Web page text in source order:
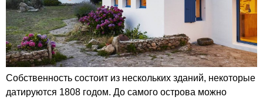
Собственность состоит из нескольких зданий, некоторые
датируются 1808 годом. До самого острова можно